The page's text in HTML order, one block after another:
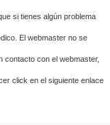
si tienes algún problema
El webmaster no se
contacto con el webmaster,
click en el siguiente enlace